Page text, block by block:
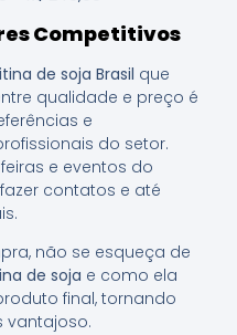
Competitivos
de soja Brasil que
qualidade e preço é
e
do setor.
e eventos do
contatos e até
não se esqueça de
de soja e como ela
final, tornando
vantajoso.